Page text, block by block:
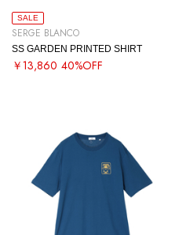
SALE
SERGE BLANCO
SS GARDEN PRINTED SHIRT
￥13,860 40%OFF